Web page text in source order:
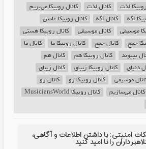
لذت کانال لذت
کانال روبیکا می‌بریم
اگه کانال اگه
کانال روبیکا عاشق
موسیقی کانال موسیقی
کانال روبیکا هستی
جمع کانال جمع کانال روبیکا ما
کانال ما
بپیوند کانال روبیکا هم
کانال هم
دنیای کانال روبیکا زیبای
کانال زیبای
موسیقی کانال روبیکا رو
کانال رو
کانال می‌سازیم
کانال روبیکا MusiciansWorld
امنیتی: با داشتن اطلاعات و آگاهی،
را نا امید کنید